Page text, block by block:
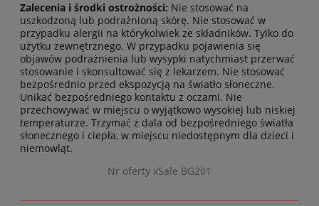
Zalecenia i środki ostrożności: Nie stosować na
uszkodzoną lub podrażnioną skórę. Nie stosować w
przypadku alergii na którykolwiek ze składników. Tylko do
użytku zewnętrznego. W przypadku pojawienia się
objawów podrażnienia lub wysypki natychmiast przerwać
stosowanie i skonsultować się z lekarzem. Nie stosować
bezpośrednio przed ekspozycją na światło słoneczne.
Unikać bezpośredniego kontaktu z oczami. Nie
przechowywać w miejscu o wyjątkowo wysokiej lub niskiej
temperaturze. Trzymać z dala od bezpośredniego światła
słonecznego i ciepła, w miejscu niedostępnym dla dzieci i
niemowląt.
Nr oferty xSale BG201